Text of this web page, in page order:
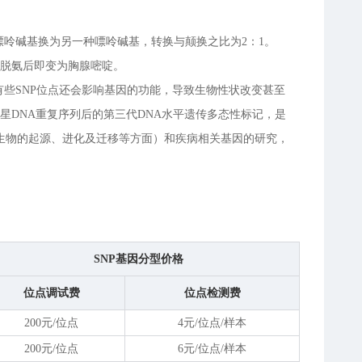
碱基换为另一种嘌呤碱基，转换与颠换之比为2：1。
氨后即变为胸腺嘧啶。
SNP位点还会影响基因的功能，导致生物性状改变甚至
DNA重复序列后的第三代DNA水平遗传多态性标记，是
的起源、进化及迁移等方面）和疾病相关基因的研究，
SNP基因分型价格
位点调试费 位点检测费
200元/位点 4元/位点/样本
200元/位点 6元/位点/样本